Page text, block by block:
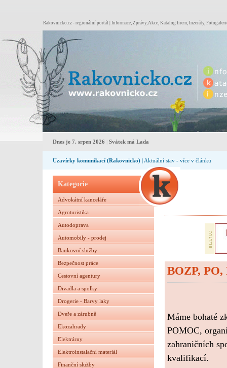
Rakovnicko.cz - regionální portál | Informace, Zprávy, Akce, Katalog firem, Inzeráty,
Dnes je 7. srpen 2026 Svátek má Lada
Uzavírky komunikací (Rakovnicko) | Aktuální stav - více v článku
Kategorie
Advokátní kanceláře
Agroturistika
Autodoprava
Automobily - prodej
Bankovní služby
Bezpečnost práce
Cestovní agentury
Divadla a spolky
Drogerie - Barvy laky
Dveře a zárubně
Ekozahrady
Elektrárny
Elektroinstalační materiál
Finanční služby
BOZP,
Máme bohaté
POMOC,
zahraničních
kvalifikací.